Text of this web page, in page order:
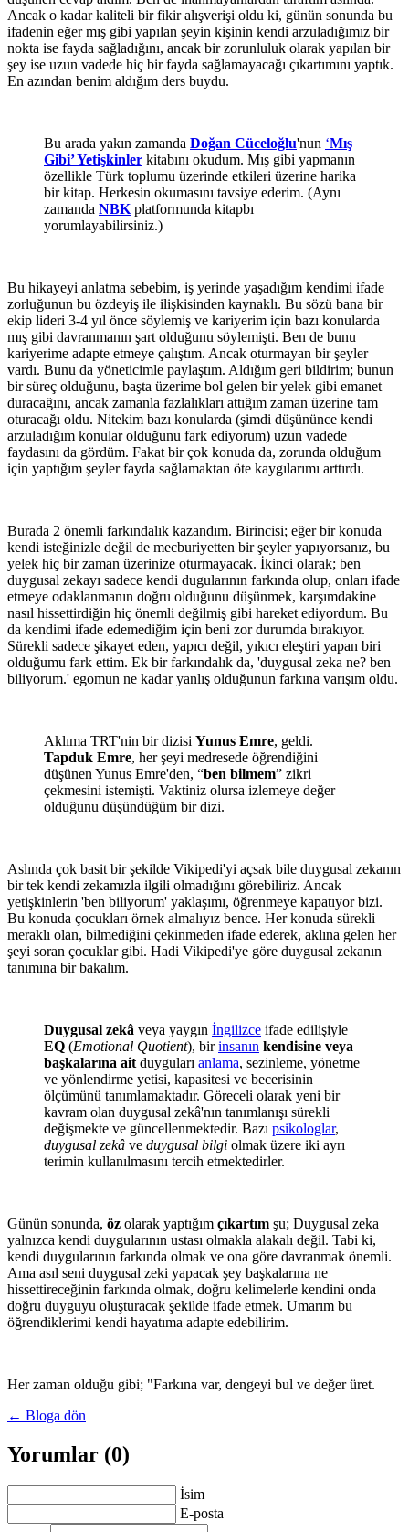
Ancak o kadar kaliteli bir fikir alışverişi oldu ki, günün sonunda bu
ifadenin eğer mış gibi yapılan şeyin kişinin kendi arzuladığımız bir
nokta ise fayda sağladığını, ancak bir zorunluluk olarak yapılan bir
şey ise uzun vadede hiç bir fayda sağlamayacağı çıkartımını yaptık.
En azından benim aldığım ders buydu.
Bu arada yakın zamanda Doğan Cüceloğlu'nun ‘Mış
Gibi’ Yetişkinler kitabını okudum. Mış gibi yapmanın
özellikle Türk toplumu üzerinde etkileri üzerine harika
bir kitap. Herkesin okumasını tavsiye ederim. (Aynı
zamanda NBK platformunda kitapbı
yorumlayabilirsiniz.)
Bu hikayeyi anlatma sebebim, iş yerinde yaşadığım kendimi ifade
zorluğunun bu özdeyiş ile ilişkisinden kaynaklı. Bu sözü bana bir
ekip lideri 3-4 yıl önce söylemiş ve kariyerim için bazı konularda
mış gibi davranmanın şart olduğunu söylemişti. Ben de bunu
kariyerime adapte etmeye çalıştım. Ancak oturmayan bir şeyler
vardı. Bunu da yöneticimle paylaştım. Aldığım geri bildirim; bunun
bir süreç olduğunu, başta üzerime bol gelen bir yelek gibi emanet
duracağını, ancak zamanla fazlalıkları attığım zaman üzerine tam
oturacağı oldu. Nitekim bazı konularda (şimdi düşününce kendi
arzuladığım konular olduğunu fark ediyorum) uzun vadede
faydasını da gördüm. Fakat bir çok konuda da, zorunda olduğum
için yaptığım şeyler fayda sağlamaktan öte kaygılarımı arttırdı.
Burada 2 önemli farkındalık kazandım. Birincisi; eğer bir konuda
kendi isteğinizle değil de mecburiyetten bir şeyler yapıyorsanız, bu
yelek hiç bir zaman üzerinize oturmayacak. İkinci olarak; ben
duygusal zekayı sadece kendi dugularının farkında olup, onları ifade
etmeye odaklanmanın doğru olduğunu düşünmek, karşımdakine
nasıl hissettirdiğin hiç önemli değilmiş gibi hareket ediyordum. Bu
da kendimi ifade edemediğim için beni zor durumda bırakıyor.
Sürekli sadece şikayet eden, yapıcı değil, yıkıcı eleştiri yapan biri
olduğumu fark ettim. Ek bir farkındalık da, 'duygusal zeka ne? ben
biliyorum.' egomun ne kadar yanlış olduğunun farkına varışım oldu.
Aklıma TRT'nin bir dizisi Yunus Emre, geldi.
Tapduk Emre, her şeyi medresede öğrendiğini
düşünen Yunus Emre'den, “ben bilmem” zikri
çekmesini istemişti. Vaktiniz olursa izlemeye değer
olduğunu düşündüğüm bir dizi.
Aslında çok basit bir şekilde Vikipedi'yi açsak bile duygusal zekanın
bir tek kendi zekamızla ilgili olmadığını görebiliriz. Ancak
yetişkinlerin 'ben biliyorum' yaklaşımı, öğrenmeye kapatıyor bizi.
Bu konuda çocukları örnek almalıyız bence. Her konuda sürekli
meraklı olan, bilmediğini çekinmeden ifade ederek, aklına gelen her
şeyi soran çocuklar gibi. Hadi Vikipedi'ye göre duygusal zekanın
tanımına bir bakalım.
Duygusal zekâ veya yaygın İngilizce ifade edilişiyle
EQ (Emotional Quotient), birinsanın kendisine veya
başkalarına ait duyguları anlama, sezinleme, yönetme
ve yönlendirme yetisi, kapasitesi ve becerisinin
ölçümünü tanımlamaktadır. Göreceli olarak yeni bir
kavram olan duygusal zekâ'nın tanımlanışı sürekli
değişmekte ve güncellenmektedir. Bazı psikologlar,
duygusal zekâ ve duygusal bilgi olmak üzere iki ayrı
terimin kullanılmasını tercih etmektedirler.
Günün sonunda, öz olarak yaptığım çıkartım şu; Duygusal zeka
yalnızca kendi duygularının ustası olmakla alakalı değil. Tabi ki,
kendi duygularının farkında olmak ve ona göre davranmak önemli.
Ama asıl seni duygusal zeki yapacak şey başkalarına ne
hissettireceğinin farkında olmak, doğru kelimelerle kendini onda
doğru duyguyu oluşturacak şekilde ifade etmek. Umarım bu
öğrendiklerimi kendi hayatıma adapte edebilirim.
Her zaman olduğu gibi; "Farkına var, dengeyi bul ve değer üret.
← Bloga dön
Yorumlar (0)
İsim
E-posta